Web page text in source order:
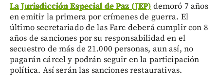
La Jurisdicción Especial de Paz (JEP) demoró 7 años
en emitir la primera por crímenes de guerra. El
último secretariado de las Farc deberá cumplir con 8
años de sanciones por su responsabilidad en el
secuestro de más de 21.000 personas, aun así, no
pagarán cárcel y podrán seguir en la participación
política. Así serán las sanciones restaurativas.